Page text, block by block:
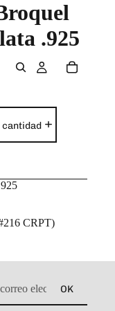
.925
CRPT)
OK